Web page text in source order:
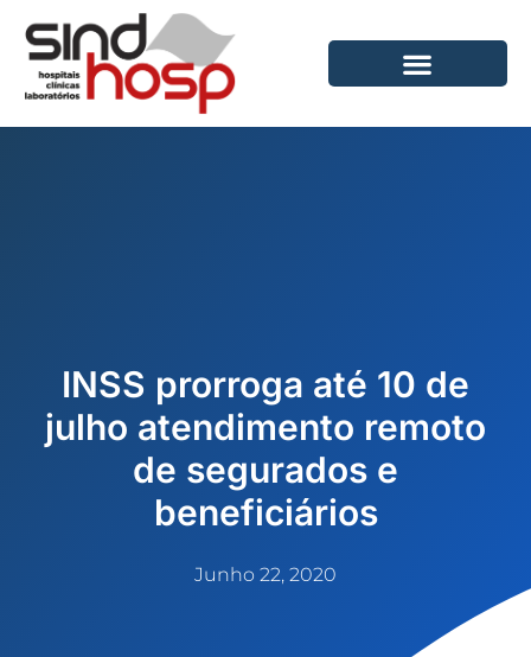
para
conteúdo
INSS prorroga até 10 de
julho atendimento remoto
de segurados e
beneficiários
Junho 22, 2020